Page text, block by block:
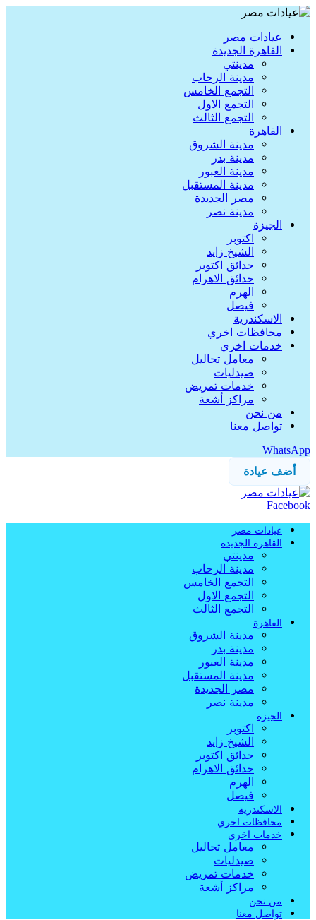
عيادات مصر
القاهرة الجديدة
مدينتي
مدينة الرحاب
التجمع الخامس
التجمع الاول
التجمع الثالث
القاهرة
مدينة الشروق
مدينة بدر
مدينة العبور
مدينة المستقبل
مصر الجديدة
مدينة نصر
الجيزة
اكتوبر
الشيخ زايد
حدائق اكتوبر
حدائق الاهرام
الهرم
فيصل
الاسكندرية
محافظات اخري
خدمات اخري
معامل تحاليل
صيدليات
خدمات تمريض
مراكز أشعة
من نحن
تواصل معنا
WhatsApp
أضف عيادة
Facebook
عيادات مصر
القاهرة الجديدة
مدينتي
مدينة الرحاب
التجمع الخامس
التجمع الاول
التجمع الثالث
القاهرة
مدينة الشروق
مدينة بدر
مدينة العبور
مدينة المستقبل
مصر الجديدة
مدينة نصر
الجيزة
اكتوبر
الشيخ زايد
حدائق اكتوبر
حدائق الاهرام
الهرم
فيصل
الاسكندرية
محافظات اخري
خدمات اخري
معامل تحاليل
صيدليات
خدمات تمريض
مراكز أشعة
من نحن
تواصل معنا